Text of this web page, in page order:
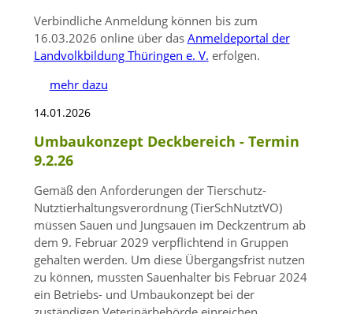
Verbindliche Anmeldung können bis zum
16.03.2026 online über das Anmeldeportal der
Landvolkbildung Thüringen e. V. erfolgen.
mehr dazu
14.01.2026
Umbaukonzept Deckbereich - Termin
9.2.26
Gemäß den Anforderungen der Tierschutz-
Nutztierhaltungsverordnung (TierSchNutztVO)
müssen Sauen und Jungsauen im Deckzentrum ab
dem 9. Februar 2029 verpflichtend in Gruppen
gehalten werden. Um diese Übergangsfrist nutzen
zu können, mussten Sauenhalter bis Februar 2024
ein Betriebs- und Umbaukonzept bei der